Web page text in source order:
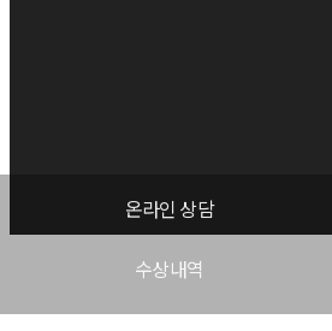
온라인 상담
수상내역